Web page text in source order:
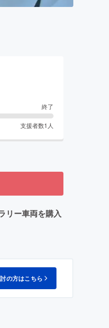
終了
支援者数1 人
リー車両を購入
の方はこちら